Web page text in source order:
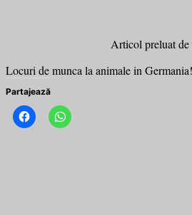
Articol preluat
Locuri de munca la animale in
Partajează